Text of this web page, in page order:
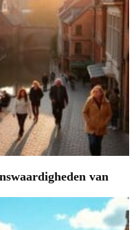
van